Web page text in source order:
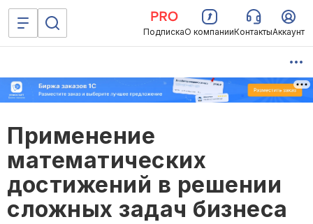
ПодпискаО компанииКонтактыАккаунт
Применение
математических
достижений в решении
сложных задач бизнеса